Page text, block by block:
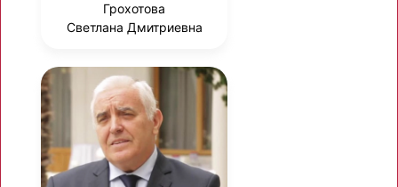
Грохотова
Светлана Дмитриевна